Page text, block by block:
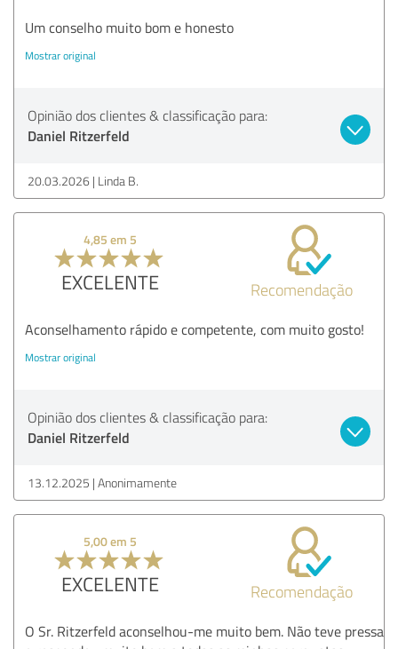
Um conselho muito bom e honesto
Mostrar original
Opinião dos clientes & classificação para:
Daniel Ritzerfeld
20.03.2026 Linda B.
4,85 em 5
EXCELENTE Recomendação
Aconselhamento rápido e competente, com muito gosto!
Mostrar original
Opinião dos clientes & classificação para:
Daniel Ritzerfeld
13.12.2025 Anonimamente
5,00 em 5
EXCELENTE Recomendação
O Sr. Ritzerfeld aconselhou-me muito bem. Não teve pressa